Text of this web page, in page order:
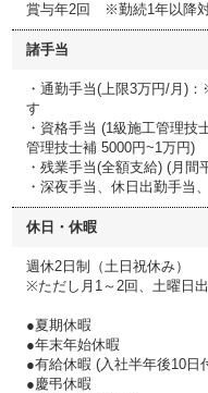
賞与年2回 ※勤続1年以降
諸手当
・通勤手当(上限3万円/月)
す
・資格手当 (1級施工管理技
管理技士補 5000円~1万円)
・残業手当(全額支給) (月間
・深夜手当、休日出勤手当
休日・休暇
週休2日制（土日祝休み）
※ただし月1～2回、土曜日
●夏期休暇
●年末年始休暇
●有給休暇 (入社半年後10日
●慶弔休暇